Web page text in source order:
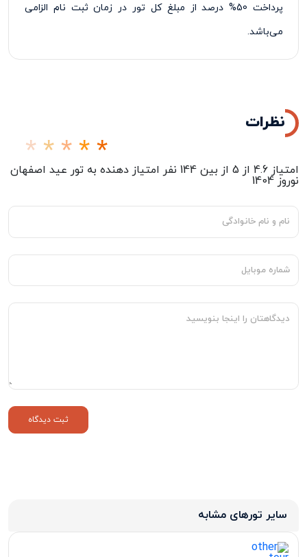
پرداخت 50% درصد از مبلغ کل تور در زمان ثبت نام الزامی
می‌باشد.
نظرات
امتیاز 4.6 از 5 از بین 144 نفر امتیاز دهنده به تور عید اصفهان
نوروز 1404
سایر تورهای مشابه